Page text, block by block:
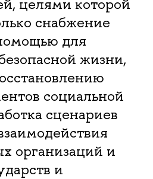
целями которой
снабжение
для
жизни,
социальной
сценариев
организаций и
и